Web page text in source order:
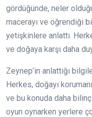
gördüğünde, neler
macerayı ve öğrendiği
yetişkinlere anlattı.
ve doğaya karşı daha
Zeynep’in anlattığı
Herkes, doğayı
ve bu konuda daha
oyun oynarken yerlere